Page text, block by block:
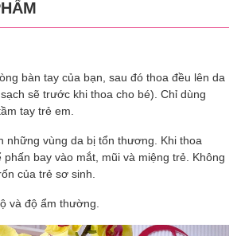
bàn tay của bạn, sau đó thoa đều lên da
sẽ trước khi thoa cho bé). Chỉ dùng
tay trẻ em.
những vùng da bị tổn thương. Khi thoa
bay vào mắt, mũi và miệng trẻ. Không
của trẻ sơ sinh.
và độ ẩm thường.